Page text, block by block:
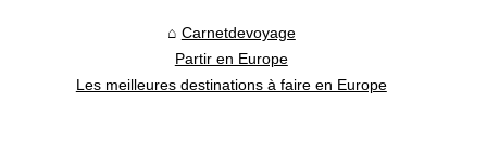
Carnetdevoyage
Partir en Europe
Les meilleures destinations à faire en Europe